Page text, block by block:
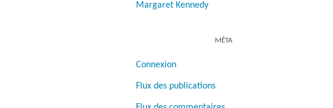
Margaret Kennedy
MÉTA
Connexion
Flux des publications